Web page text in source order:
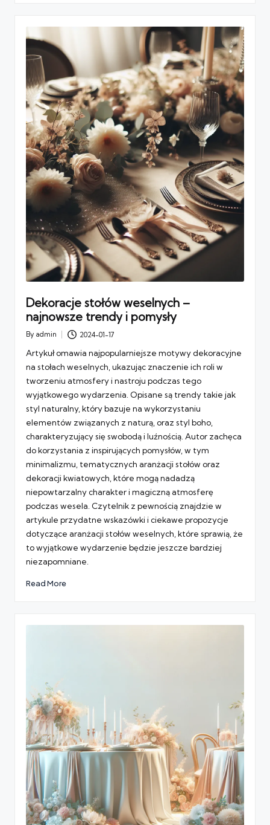
Dekoracje stołów weselnych –
najnowsze trendy i pomysły
Posted
By admin 2024-01-17
Artykuł omawia najpopularniejsze motywy dekoracyjne
na stołach weselnych, ukazując znaczenie ich roli w
tworzeniu atmosfery i nastroju podczas tego
wyjątkowego wydarzenia. Opisane są trendy takie jak
styl naturalny, który bazuje na wykorzystaniu
elementów związanych z naturą, oraz styl boho,
charakteryzujący się swobodą i luźnością. Autor zachęca
do korzystania z inspirujących pomysłów, w tym
minimalizmu, tematycznych aranżacji stołów oraz
dekoracji kwiatowych, które mogą nadadzą
niepowtarzalny charakter i magiczną atmosferę
podczas wesela. Czytelnik z pewnością znajdzie w
artykule przydatne wskazówki i ciekawe propozycje
dotyczące aranżacji stołów weselnych, które sprawią, że
to wyjątkowe wydarzenie będzie jeszcze bardziej
niezapomniane.
Read More